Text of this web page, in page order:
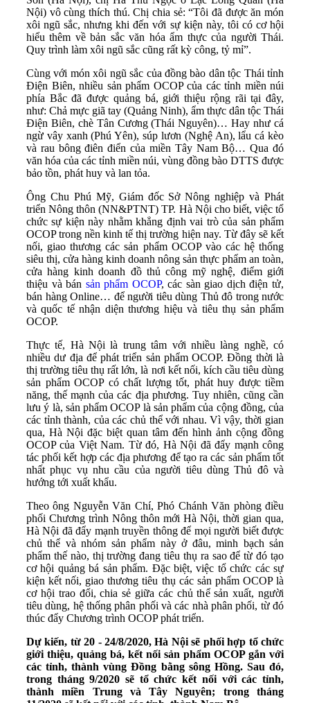
Nội) vô cùng thích thú. Chị chia sẻ: “Tôi đã được ăn món
xôi ngũ sắc, nhưng khi đến với sự kiện này, tôi có cơ hội
hiểu thêm về bản sắc văn hóa ẩm thực của người Thái.
Quy trình làm xôi ngũ sắc cũng rất kỳ công, tỷ mỉ”.
Cùng với món xôi ngũ sắc của đồng bào dân tộc Thái tỉnh
Điện Biên, nhiều sản phẩm OCOP của các tỉnh miền núi
phía Bắc đã được quảng bá, giới thiệu rộng rãi tại đây,
như: Chả mực giã tay (Quảng Ninh), ẩm thực dân tộc Thái
Điện Biên, chè Tân Cương (Thái Nguyên)… Hay như cá
ngừ vây xanh (Phú Yên), súp lươn (Nghệ An), lẩu cá kèo
và rau bông điên điển của miền Tây Nam Bộ… Qua đó
văn hóa của các tỉnh miền núi, vùng đồng bào DTTS được
bảo tồn, phát huy và lan tỏa.
Ông Chu Phú Mỹ, Giám đốc Sở Nông nghiệp và Phát
triển Nông thôn (NN&PTNT) TP. Hà Nội cho biết, việc tổ
chức sự kiện này nhằm khẳng định vai trò của sản phẩm
OCOP trong nền kinh tế thị trường hiện nay. Từ đây sẽ kết
nối, giao thương các sản phẩm OCOP vào các hệ thống
siêu thị, cửa hàng kinh doanh nông sản thực phẩm an toàn,
cửa hàng kinh doanh đồ thủ công mỹ nghệ, điểm giới
thiệu và bán sản phẩm OCOP, các sàn giao dịch điện tử,
bán hàng Online… để người tiêu dùng Thủ đô trong nước
và quốc tế nhận diện thương hiệu và tiêu thụ sản phẩm
OCOP.
Thực tế, Hà Nội là trung tâm với nhiều làng nghề, có
nhiều dư địa để phát triển sản phẩm OCOP. Đồng thời là
thị trường tiêu thụ rất lớn, là nơi kết nối, kích cầu tiêu dùng
sản phẩm OCOP có chất lượng tốt, phát huy được tiềm
năng, thế mạnh của các địa phương. Tuy nhiên, cũng cần
lưu ý là, sản phẩm OCOP là sản phẩm của cộng đồng, của
các tỉnh thành, của các chủ thể với nhau. Vì vậy, thời gian
qua, Hà Nội đặc biệt quan tâm đến hình ảnh cộng đồng
OCOP của Việt Nam. Từ đó, Hà Nội đã đẩy mạnh công
tác phối kết hợp các địa phương để tạo ra các sản phẩm tốt
nhất phục vụ nhu cầu của người tiêu dùng Thủ đô và
hướng tới xuất khẩu.
Theo ông Nguyễn Văn Chí, Phó Chánh Văn phòng điều
phối Chương trình Nông thôn mới Hà Nội, thời gian qua,
Hà Nội đã đẩy mạnh truyền thông để mọi người biết được
chủ thể và nhóm sản phẩm này ở đâu, minh bạch sản
phẩm thế nào, thị trường đang tiêu thụ ra sao để từ đó tạo
cơ hội quảng bá sản phẩm. Đặc biệt, việc tổ chức các sự
kiện kết nối, giao thương tiêu thụ các sản phẩm OCOP là
cơ hội trao đổi, chia sẻ giữa các chủ thể sản xuất, người
tiêu dùng, hệ thống phân phối và các nhà phân phối, từ đó
thúc đẩy Chương trình OCOP phát triển.
Dự kiến, từ 20 - 24/8/2020, Hà Nội sẽ phối hợp tổ chức
giới thiệu, quảng bá, kết nối sản phẩm OCOP gắn với
các tỉnh, thành vùng Đồng bằng sông Hồng. Sau đó,
trong tháng 9/2020 sẽ tổ chức kết nối với các tỉnh,
thành miền Trung và Tây Nguyên; trong tháng